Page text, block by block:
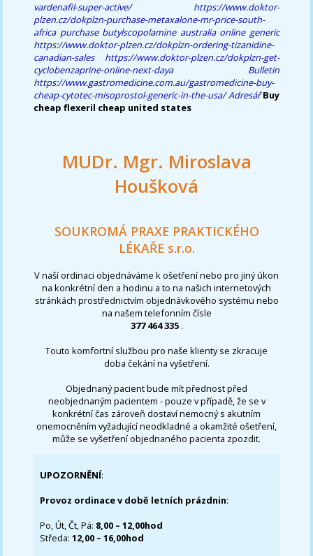
vardenafil-super-active/
https://www.doktor-
plzen.cz/dokplzn-purchase-metaxalone-mr-price-south-
africa purchase butylscopolamine australia online generic
https://www.doktor-plzen.cz/dokplzn-ordering-tizanidine-
canadian-sales
https://www.doktor-plzen.cz/dokplzn-get-
cyclobenzaprine-online-next-daya
Bulletin
https://www.gastromedicine.com.au/gastromedicine-buy-
cheap-cytotec-misoprostol-generic-in-the-usa/ AdresářBuy
cheap flexeril cheap united states
MUDr. Mgr. Miroslava
Houšková
SOUKROMÁ PRAXE PRAKTICKÉHO
LÉKAŘE s.r.o.
V naší ordinaci objednáváme k ošetření nebo pro jiný úkon
na konkrétní den a hodinu a to na našich internetových
stránkách prostřednictvím objednávkového systému nebo
na našem telefonním čísle
377 464 335 .
Touto komfortní službou pro naše klienty se zkracuje
doba čekání na vyšetření.
Objednaný pacient bude mít přednost před
neobjednaným pacientem - pouze v případě, že se v
konkrétní čas zároveň dostaví nemocný s akutním
onemocněním vyžadující neodkladné a okamžité ošetření,
může se vyšetření objednaného pacienta zpozdit.
UPOZORNĚNÍ:
Provoz ordinace v době letních prázdnin:
Po, Út, Čt, Pá: 8,00 – 12,00hod
Středa:12,00 – 16,00hod